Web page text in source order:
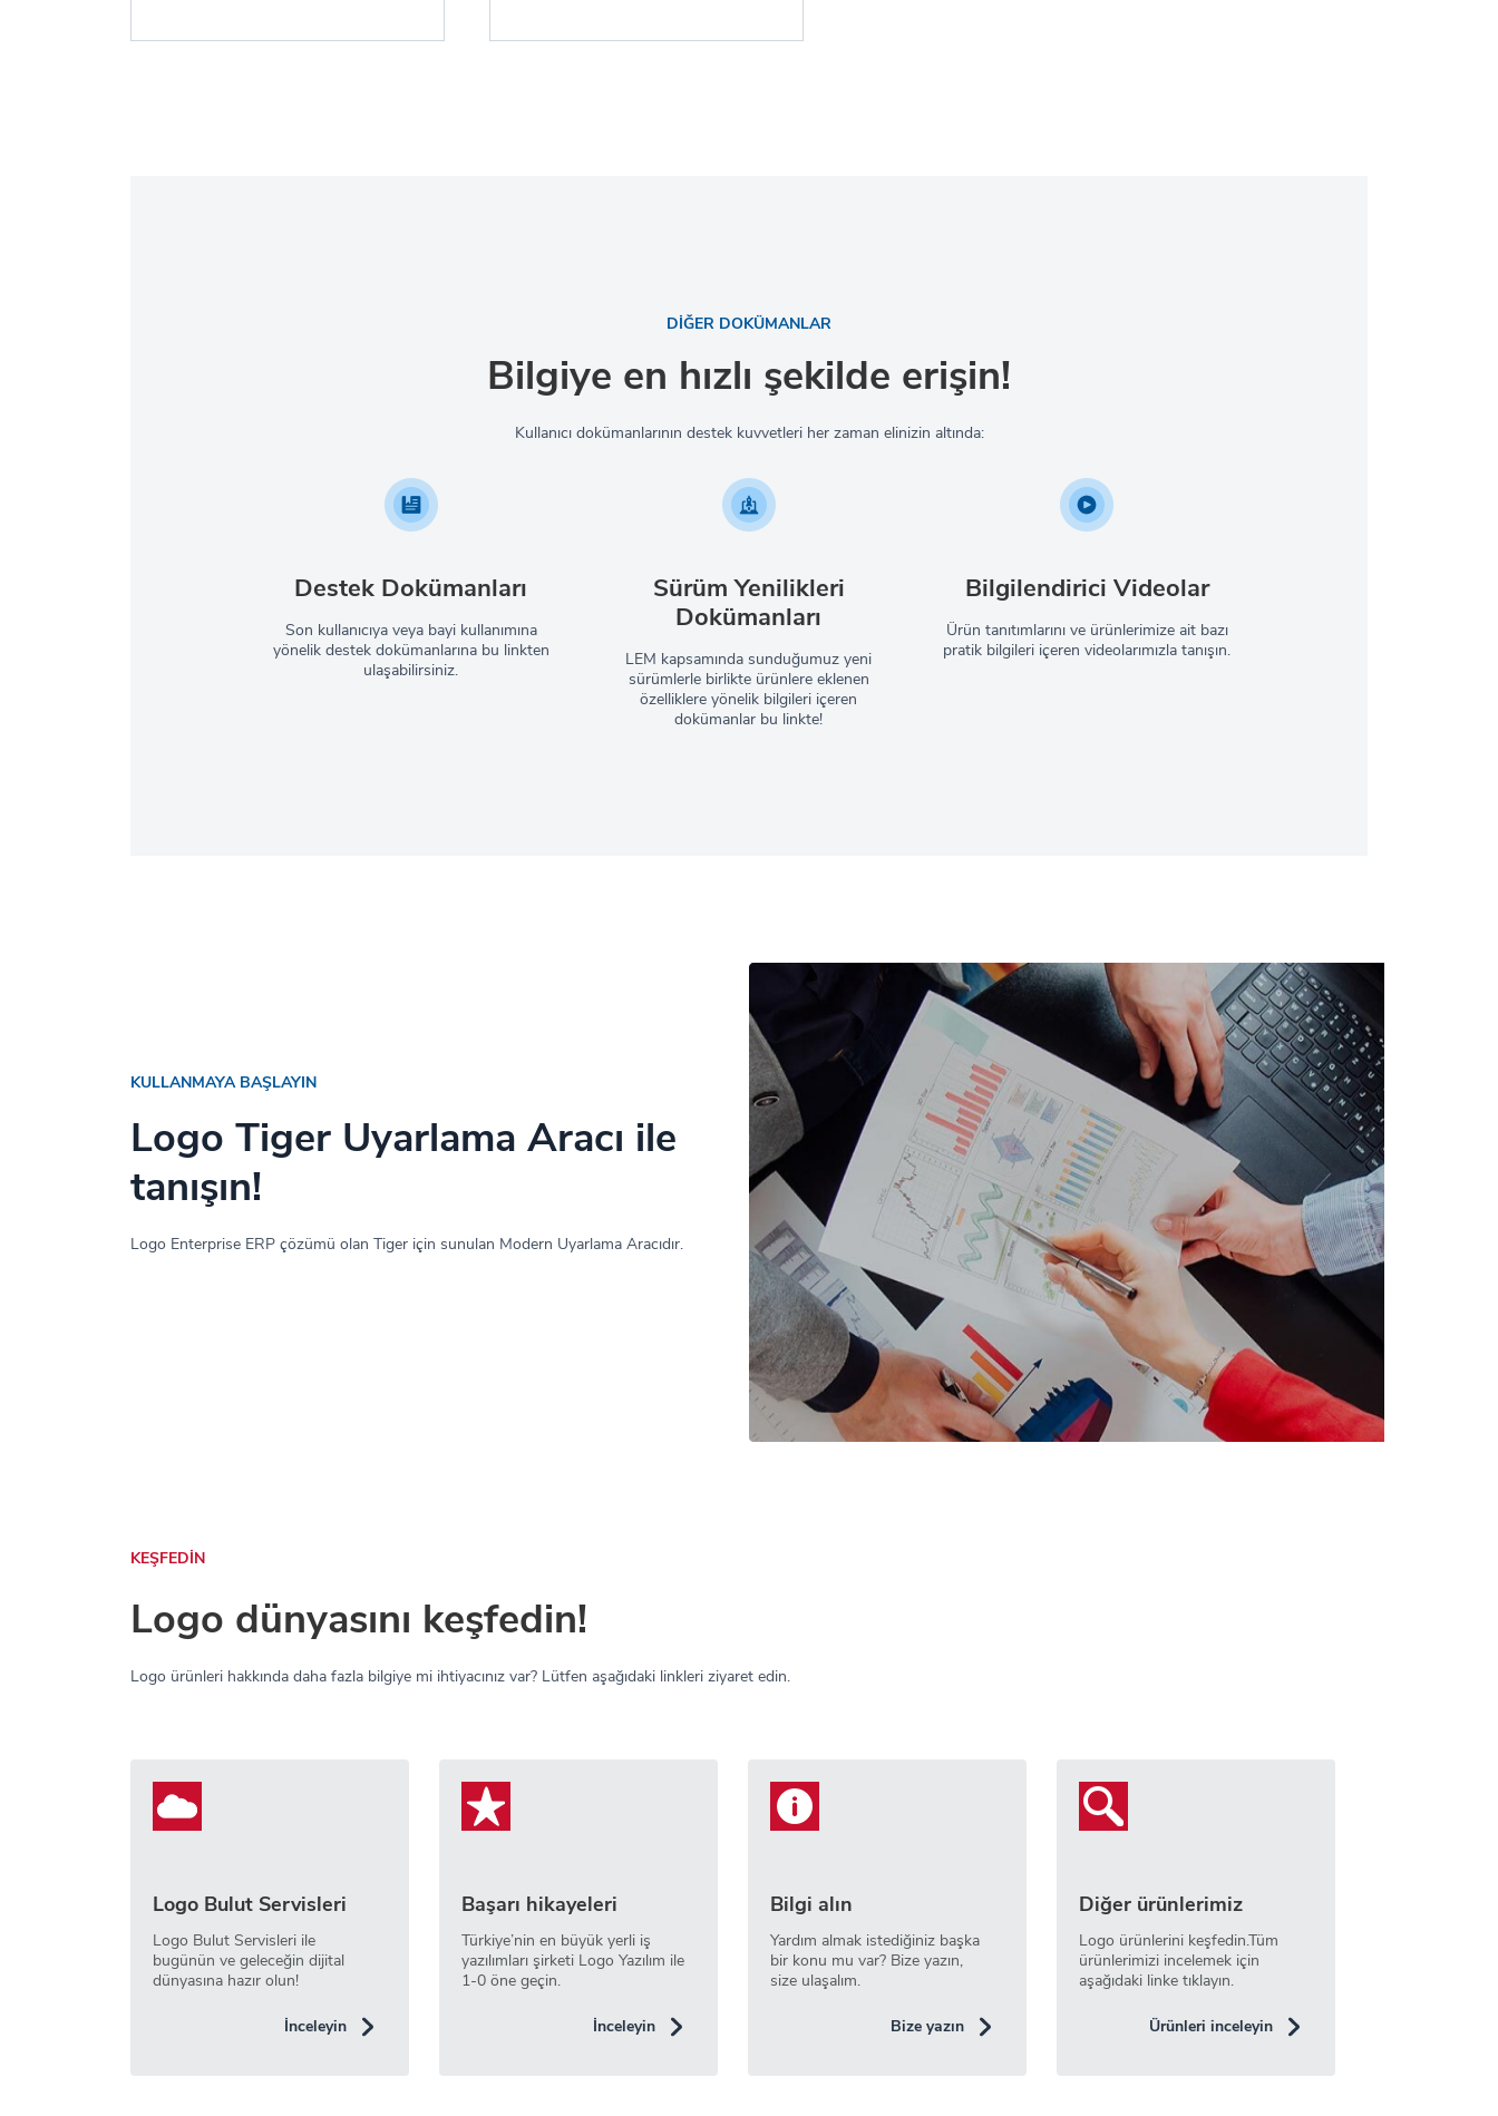
DİĞER DOKÜMANLAR
Bilgiye en hızlı şekilde erişin!
Kullanıcı dokümanlarının destek kuvvetleri her zaman elinizin altında:
Destek Dokümanları
Son kullanıcıya veya bayi kullanımına
yönelik destek dokümanlarına bu linkten
ulaşabilirsiniz.
Sürüm Yenilikleri
Dokümanları
LEM kapsamında sunduğumuz yeni
sürümlerle birlikte ürünlere eklenen
özelliklere yönelik bilgileri içeren
dokümanlar bu linkte!
Bilgilendirici Videolar
Ürün tanıtımlarını ve ürünlerimize ait bazı
pratik bilgileri içeren videolarımızla tanışın.
KULLANMAYA BAŞLAYIN
Logo Tiger Uyarlama Aracı ile
tanışın!
Logo Enterprise ERP çözümü olan Tiger için sunulan Modern Uyarlama Aracıdır.
KEŞFEDİN
Logo dünyasını keşfedin!
Logo ürünleri hakkında daha fazla bilgiye mi ihtiyacınız var? Lütfen aşağıdaki linkleri ziyaret edin.
Logo Bulut Servisleri
Logo Bulut Servisleri ile
bugünün ve geleceğin dijital
dünyasına hazır olun!
İnceleyin
Başarı hikayeleri
Türkiye’nin en büyük yerli iş
yazılımları şirketi Logo Yazılım ile
1-0 öne geçin.
İnceleyin
Bilgi alın
Yardım almak istediğiniz başka
bir konu mu var? Bize yazın,
size ulaşalım.
Bize yazın
Diğer ürünlerimiz
Logo ürünlerini keşfedin.Tüm
ürünlerimizi incelemek için
aşağıdaki linke tıklayın.
Ürünleri inceleyin